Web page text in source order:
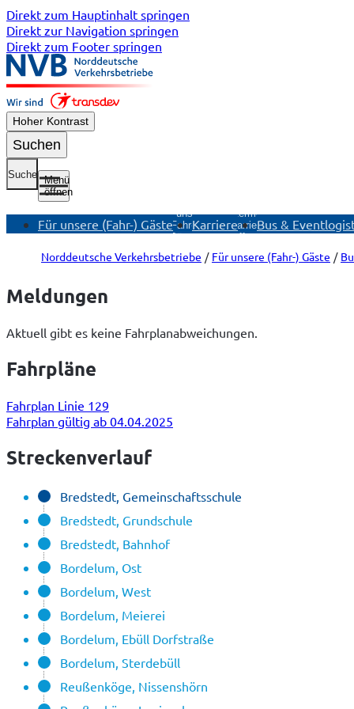
Direkt zum Hauptinhalt springen
Direkt zur Navigation springen
Direkt zum Footer springen
Hoher Kontrast
Suchen
Suche
Menü
öffnen
Für unsere (Fahr-) Gäste
Für unsere
(Fahr-)
Gäste
Karriere
Untermenü
Karriere
öffnen
Bus &
Norddeutsche Verkehrsbetriebe Für unsere (Fahr-) Gäste
Meldungen
Aktuell gibt es keine Fahrplanabweichungen.
Fahrpläne
Fahrplan Linie 129
Fahrplan gültig ab 04.04.2025
Streckenverlauf
Bredstedt, Gemeinschaftsschule
Bredstedt, Grundschule
Bredstedt, Bahnhof
Bordelum, Ost
Bordelum, West
Bordelum, Meierei
Bordelum, Ebüll Dorfstraße
Bordelum, Sterdebüll
Reußenköge, Nissenshörn